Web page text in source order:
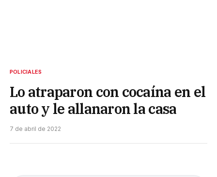
POLICIALES
Lo atraparon con cocaína en el
auto y le allanaron la casa
7 de abril de 2022